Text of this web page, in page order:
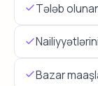
Tələb
Bazar